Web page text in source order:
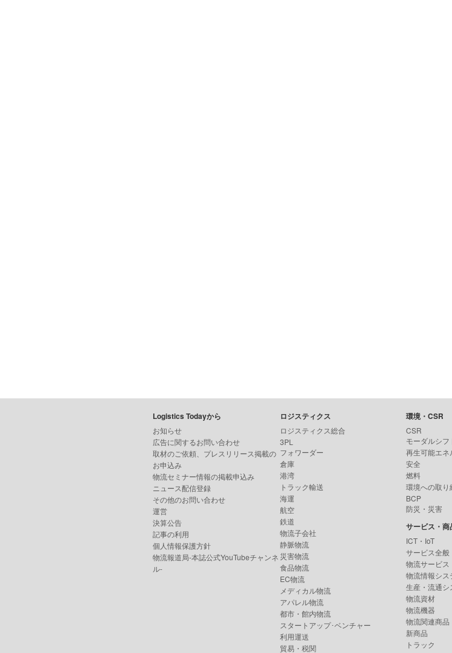
Logistics Todayから
お知らせ
広告に関するお問い合わせ
取材のご依頼、プレスリリース掲載の
お申込み
物流セミナー情報の掲載申込み
ニュース配信登録
その他のお問い合わせ
運営
決算公告
記事の利用
個人情報保護方針
物流報道局-本誌公式YouTubeチャンネ
ル-
ロジスティクス
ロジスティクス総合
3PL
フォワーダー
倉庫
港湾
トラック輸送
海運
航空
鉄道
物流子会社
静脈物流
災害物流
食品物流
EC物流
メディカル物流
アパレル物流
都市・館内物流
スタートアップ･ベンチャー
利用運送
貿易・税関
環境・CSR
CSR
モーダルシフ
再生可能エネ
安全
燃料
環境への取り
BCP
防災・災害
サービス・商
ICT・IoT
サービス全般
物流サービス
物流情報シス
生産・流通シ
物流資材
物流機器
物流関連商品
新商品
トラック